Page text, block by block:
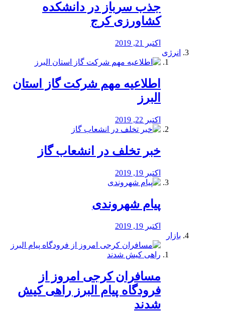
جذب سرباز در دانشکده
کشاورزی کرج
اکتبر 21, 2019
انرژی
️اطلاعیه مهم شرکت گاز استان
البرز
اکتبر 22, 2019
خبر تخلف در انشعاب گاز
اکتبر 19, 2019
پیام شهروندی
اکتبر 19, 2019
بازار
مسافران کرجی امروز از
فرودگاه پیام البرز راهی کیش
شدند